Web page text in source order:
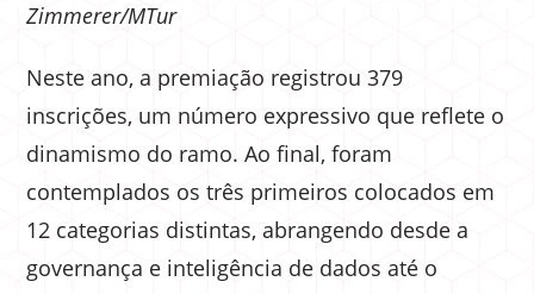
Zimmerer/MTur
Neste ano, a premiação registrou 379
inscrições, um número expressivo que reflete o
dinamismo do ramo. Ao final, foram
contemplados os três primeiros colocados em
12 categorias distintas, abrangendo desde a
governança e inteligência de dados até o